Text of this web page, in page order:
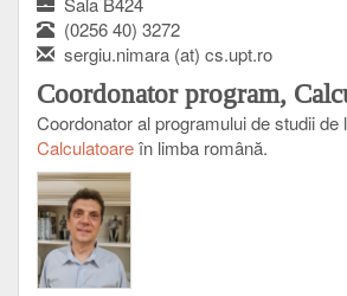
(0256 40) 3272
sergiu.nimara (at) cs.upt.ro
Coordonator program,
Coordonator al programului de studii de
Calculatoareîn limba română.